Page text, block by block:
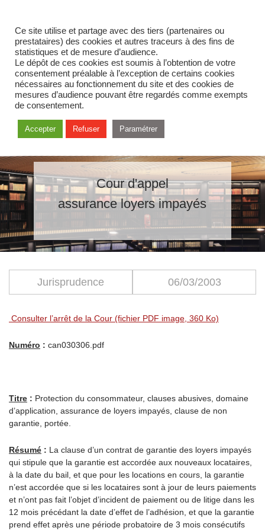
Cour d'appel
assurance loyers impayés
Jurisprudence 06/03/2003
Consulter l’arrêt de la Cour (fichier PDF image, 360 Ko)
Numéro : can030306.pdf
Titre : Protection du consommateur, clauses abusives, domaine
d’application, assurance de loyers impayés, clause de non
garantie, portée.
Résumé : La clause d’un contrat de garantie des loyers impayés
qui stipule que la garantie est accordée aux nouveaux locataires,
à la date du bail, et que pour les locations en cours, la garantie
n’est accordée que si les locataires sont à jour de leurs paiements
et n’ont pas fait l’objet d’incident de paiement ou de litige dans les
12 mois précédant la date d’effet de l’adhésion, et que la garantie
prend effet après une période probatoire de 3 mois consécutifs
Ce site utilise et partage avec des tiers (partenaires ou
prestataires) des cookies et autres traceurs à des fins de
statistiques et de mesure d’audience.
Le dépôt de ces cookies est soumis à l’obtention de votre
consentement préalable à l’exception de certains cookies
nécessaires au fonctionnement du site et des cookies de
mesures d’audience pouvant être regardés comme exempts
de consentement.
Accepter Refuser Paramétrer